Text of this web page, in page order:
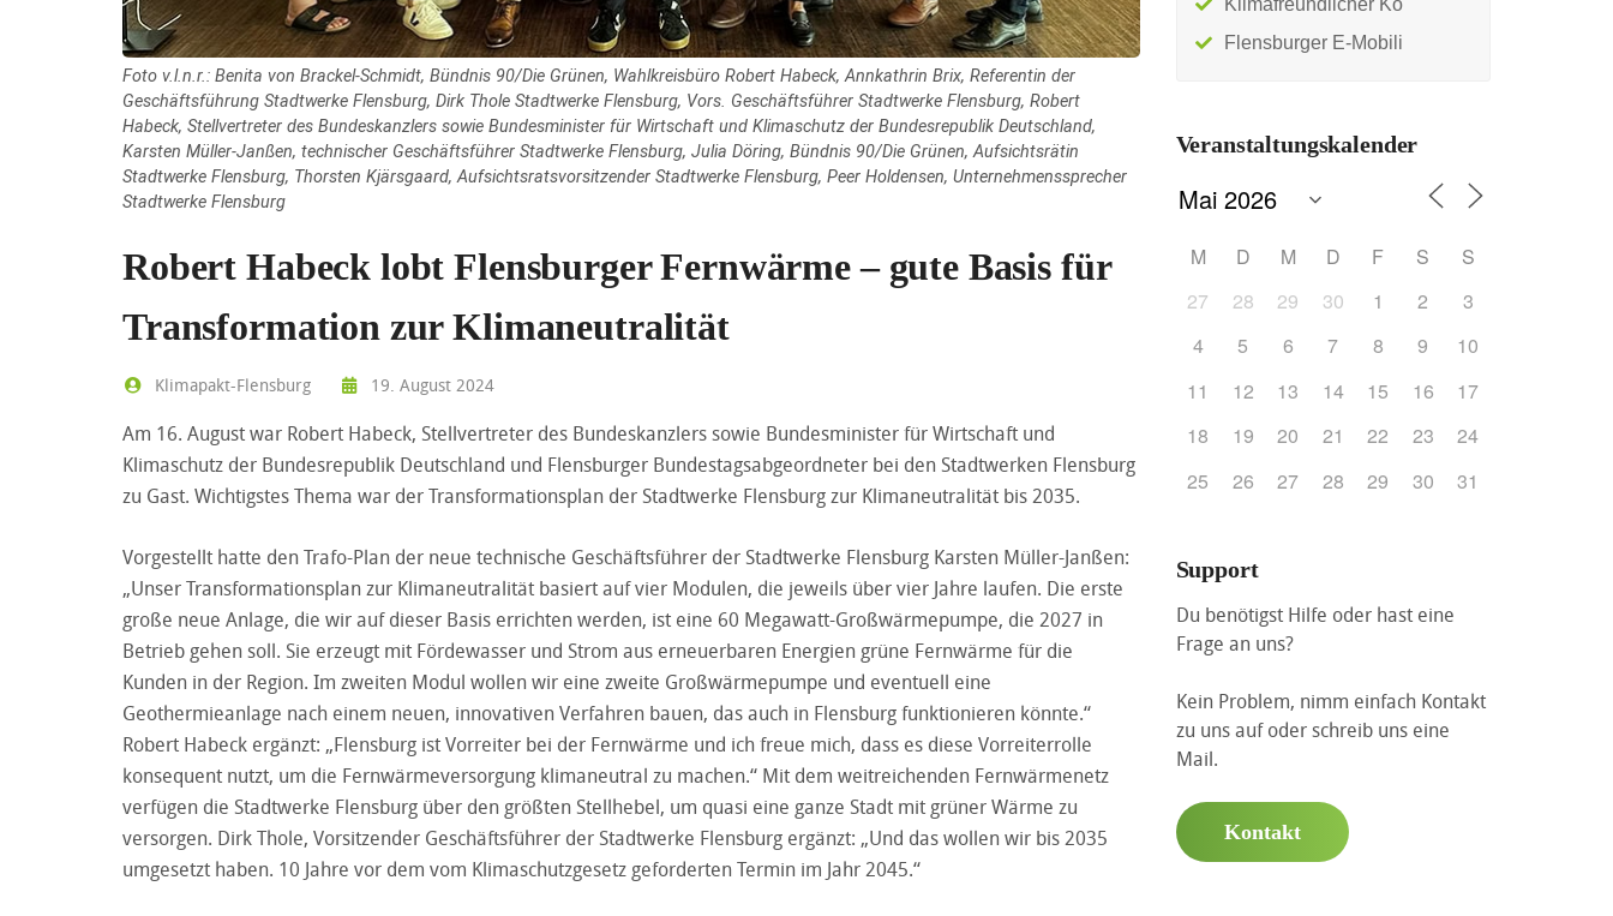
Foto v.l.n.r.: Benita von Brackel-Schmidt, Bündnis 90/Die Grünen, Wahlkreisbüro Robert Habeck, Annkathrin Brix, Referentin der
Geschäftsführung Stadtwerke Flensburg, Dirk Thole Stadtwerke Flensburg, Vors. Geschäftsführer Stadtwerke Flensburg, Robert
Habeck, Stellvertreter des Bundeskanzlers sowie Bundesminister für Wirtschaft und Klimaschutz der Bundesrepublik Deutschland,
Karsten Müller-Janßen, technischer Geschäftsführer Stadtwerke Flensburg, Julia Döring, Bündnis 90/Die Grünen, Aufsichtsrätin
Stadtwerke Flensburg, Thorsten Kjärsgaard, Aufsichtsratsvorsitzender Stadtwerke Flensburg, Peer Holdensen, Unternehmenssprecher
Stadtwerke Flensburg
Robert Habeck lobt Flensburger Fernwärme – gute Basis für
Transformation zur Klimaneutralität
Klimapakt-Flensburg 19. August 2024
Am 16. August war Robert Habeck, Stellvertreter des Bundeskanzlers sowie Bundesminister für Wirtschaft und
Klimaschutz der Bundesrepublik Deutschland und Flensburger Bundestagsabgeordneter bei den Stadtwerken Flensburg
zu Gast. Wichtigstes Thema war der Transformationsplan der Stadtwerke Flensburg zur Klimaneutralität bis 2035.
Vorgestellt hatte den Trafo-Plan der neue technische Geschäftsführer der Stadtwerke Flensburg Karsten Müller-Janßen:
„Unser Transformationsplan zur Klimaneutralität basiert auf vier Modulen, die jeweils über vier Jahre laufen. Die erste
große neue Anlage, die wir auf dieser Basis errichten werden, ist eine 60 Megawatt-Großwärmepumpe, die 2027 in
Betrieb gehen soll. Sie erzeugt mit Fördewasser und Strom aus erneuerbaren Energien grüne Fernwärme für die
Kunden in der Region. Im zweiten Modul wollen wir eine zweite Großwärmepumpe und eventuell eine
Geothermieanlage nach einem neuen, innovativen Verfahren bauen, das auch in Flensburg funktionieren könnte.“
Robert Habeck ergänzt: „Flensburg ist Vorreiter bei der Fernwärme und ich freue mich, dass es diese Vorreiterrolle
konsequent nutzt, um die Fernwärmeversorgung klimaneutral zu machen.“ Mit dem weitreichenden Fernwärmenetz
verfügen die Stadtwerke Flensburg über den größten Stellhebel, um quasi eine ganze Stadt mit grüner Wärme zu
versorgen. Dirk Thole, Vorsitzender Geschäftsführer der Stadtwerke Flensburg ergänzt: „Und das wollen wir bis 2035
umgesetzt haben. 10 Jahre vor dem vom Klimaschutzgesetz geforderten Termin im Jahr 2045.“
Klimafreundlicher Ko
Flensburger E-Mobili
Veranstaltungskalender
M D M D F S
S
27
28 29 30 1 2
3
4
5 6 7 8 9
10
11
12 13 14 15 16
17
18
19 20 21 22 23
24
25
26 27 28 29 30 31
Support
Du benötigst Hilfe oder hast eine
Frage an uns?
Kein Problem, nimm einfach Kontakt
zu uns auf oder schreib uns eine
Mail.
Kontakt